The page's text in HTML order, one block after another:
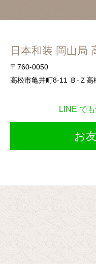
日本和装 岡山局
〒760-0050
高松市亀井町8-11 Ｂ-Ｚ
LINE で
お